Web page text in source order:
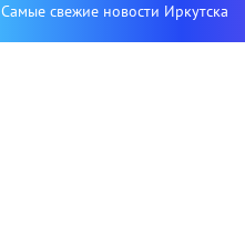
Cамые свежие новости Иркутска